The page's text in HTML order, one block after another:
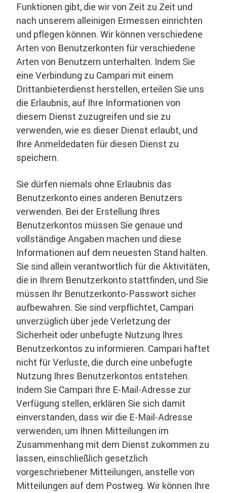
Funktionen gibt, die wir von Zeit zu Zeit und
nach unserem alleinigen Ermessen einrichten
und pflegen können. Wir können verschiedene
Arten von Benutzerkonten für verschiedene
Arten von Benutzern unterhalten. Indem Sie
eine Verbindung zu Campari mit einem
Drittanbieterdienst herstellen, erteilen Sie uns
die Erlaubnis, auf Ihre Informationen von
diesem Dienst zuzugreifen und sie zu
verwenden, wie es dieser Dienst erlaubt, und
Ihre Anmeldedaten für diesen Dienst zu
speichern.
Sie dürfen niemals ohne Erlaubnis das
Benutzerkonto eines anderen Benutzers
verwenden. Bei der Erstellung Ihres
Benutzerkontos müssen Sie genaue und
vollständige Angaben machen und diese
Informationen auf dem neuesten Stand halten.
Sie sind allein verantwortlich für die Aktivitäten,
die in Ihrem Benutzerkonto stattfinden, und Sie
müssen Ihr Benutzerkonto-Passwort sicher
aufbewahren. Sie sind verpflichtet, Campari
unverzüglich über jede Verletzung der
Sicherheit oder unbefugte Nutzung Ihres
Benutzerkontos zu informieren. Campari haftet
nicht für Verluste, die durch eine unbefugte
Nutzung Ihres Benutzerkontos entstehen.
Indem Sie Campari Ihre E-Mail-Adresse zur
Verfügung stellen, erklären Sie sich damit
einverstanden, dass wir die E-Mail-Adresse
verwenden, um Ihnen Mitteilungen im
Zusammenhang mit dem Dienst zukommen zu
lassen, einschließlich gesetzlich
vorgeschriebener Mitteilungen, anstelle von
Mitteilungen auf dem Postweg. Wir können Ihre